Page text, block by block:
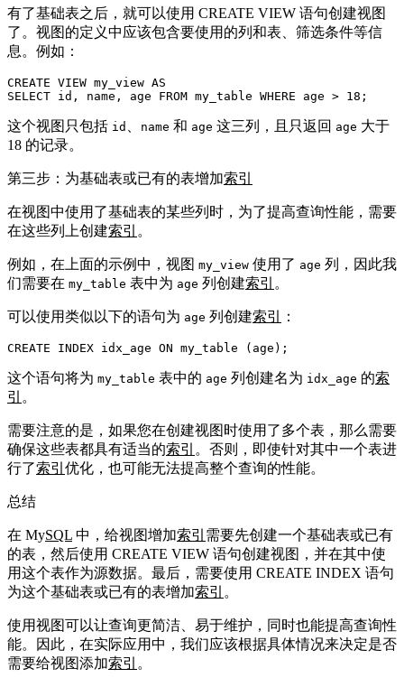
有了基础表之后，就可以使用 CREATE VIEW 语句创建视图
了。视图的定义中应该包含要使用的列和表、筛选条件等信
息。例如：
CREATE VIEW my_view AS
SELECT id
这个视图只包括 id name 和 age 这三列，且只返回 age 大于
18 的记录。
第三步：为基础表或已有的表增加索引
在视图中使用了基础表的某些列时，为了提高查询性能，需要
在这些列上创建索引 。
例如，在上面的示例中，视图 my_view 使用了 age 列，因此我
们需要在 my_table 表中为 age 列创建索引 。
可以使用类似以下的语句为 age 列创建索引 ：
这个语句将为 my_table 表中的 age 列创建名为 idx_age 的索
引 。
需要注意的是，如果您在创建视图时使用了多个表，那么需要
确保这些表都具有适当的索引 。否则，即使针对其中一个表进
行了索引 优化，也可能无法提高整个查询的性能。
总结
在 MySQL 中，给视图增加索引 需要先创建一个基础表或已有
的表，然后使用 CREATE VIEW 语句创建视图，并在其中使
用这个表作为源数据。最后，需要使用 CREATE INDEX 语句
为这个基础表或已有的表增加索引 。
使用视图可以让查询更简洁、易于维护，同时也能提高查询性
能。因此，在实际应用中，我们应该根据具体情况来决定是否
需要给视图添加索引 。